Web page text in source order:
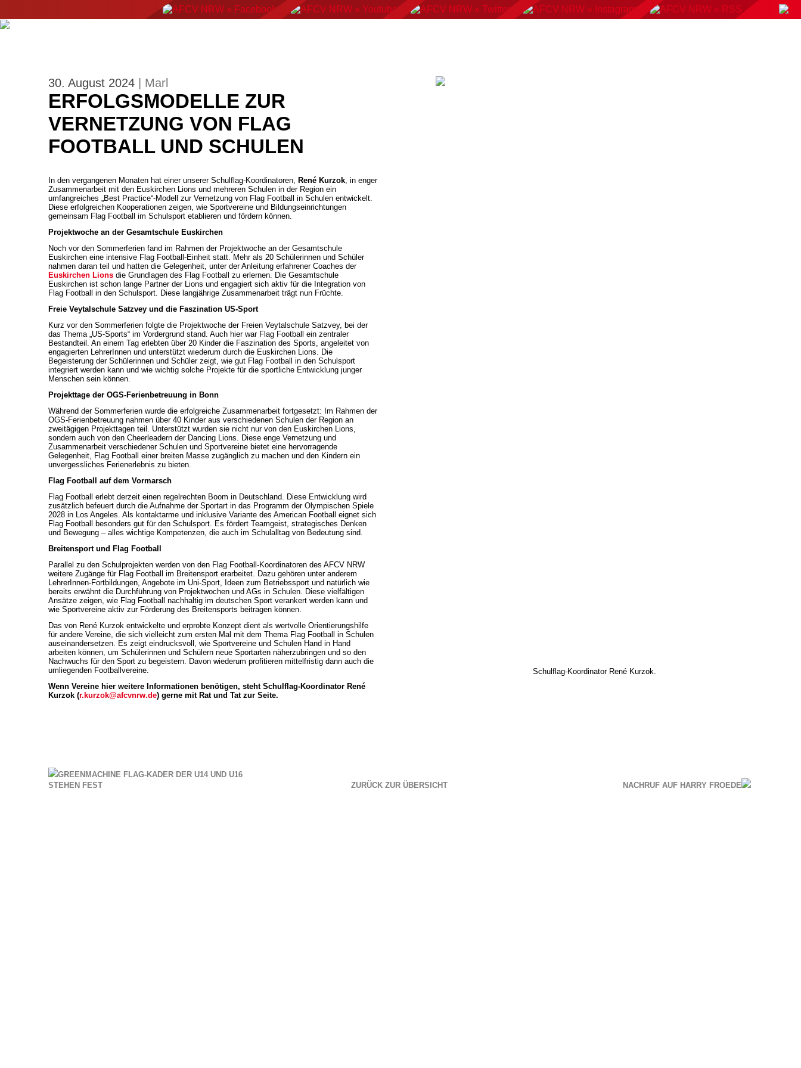
30. August 2024 | Marl
ERFOLGSMODELLE ZUR
VERNETZUNG VON FLAG
FOOTBALL UND SCHULEN
In den vergangenen Monaten hat einer unserer Schulflag-Koordinatoren, René Kurzok, in enger
Zusammenarbeit mit den Euskirchen Lions und mehreren Schulen in der Region ein
umfangreiches „Best Practice“-Modell zur Vernetzung von Flag Football in Schulen entwickelt.
Diese erfolgreichen Kooperationen zeigen, wie Sportvereine und Bildungseinrichtungen
gemeinsam Flag Football im Schulsport etablieren und fördern können.
Projektwoche an der Gesamtschule Euskirchen
Noch vor den Sommerferien fand im Rahmen der Projektwoche an der Gesamtschule
Euskirchen eine intensive Flag Football-Einheit statt. Mehr als 20 Schülerinnen und Schüler
nahmen daran teil und hatten die Gelegenheit, unter der Anleitung erfahrener Coaches der
Euskirchen Lionsdie Grundlagen des Flag Football zu erlernen. Die Gesamtschule
Euskirchen ist schon lange Partner der Lions und engagiert sich aktiv für die Integration von
Flag Football in den Schulsport. Diese langjährige Zusammenarbeit trägt nun Früchte.
Freie Veytalschule Satzvey und die Faszination US-Sport
Kurz vor den Sommerferien folgte die Projektwoche der Freien Veytalschule Satzvey, bei der
das Thema „US-Sports“ im Vordergrund stand. Auch hier war Flag Football ein zentraler
Bestandteil. An einem Tag erlebten über 20 Kinder die Faszination des Sports, angeleitet von
engagierten LehrerInnen und unterstützt wiederum durch die Euskirchen Lions. Die
Begeisterung der Schülerinnen und Schüler zeigt, wie gut Flag Football in den Schulsport
integriert werden kann und wie wichtig solche Projekte für die sportliche Entwicklung junger
Menschen sein können.
Projekttage der OGS-Ferienbetreuung in Bonn
Während der Sommerferien wurde die erfolgreiche Zusammenarbeit fortgesetzt: Im Rahmen der
OGS-Ferienbetreuung nahmen über 40 Kinder aus verschiedenen Schulen der Region an
zweitägigen Projekttagen teil. Unterstützt wurden sie nicht nur von den Euskirchen Lions,
sondern auch von den Cheerleadern der Dancing Lions. Diese enge Vernetzung und
Zusammenarbeit verschiedener Schulen und Sportvereine bietet eine hervorragende
Gelegenheit, Flag Football einer breiten Masse zugänglich zu machen und den Kindern ein
unvergessliches Ferienerlebnis zu bieten.
Flag Football auf dem Vormarsch
Flag Football erlebt derzeit einen regelrechten Boom in Deutschland. Diese Entwicklung wird
zusätzlich befeuert durch die Aufnahme der Sportart in das Programm der Olympischen Spiele
2028 in Los Angeles. Als kontaktarme und inklusive Variante des American Football eignet sich
Flag Football besonders gut für den Schulsport. Es fördert Teamgeist, strategisches Denken
und Bewegung – alles wichtige Kompetenzen, die auch im Schulalltag von Bedeutung sind.
Breitensport und Flag Football
Parallel zu den Schulprojekten werden von den Flag Football-Koordinatoren des AFCV NRW
weitere Zugänge für Flag Football im Breitensport erarbeitet. Dazu gehören unter anderem
LehrerInnen-Fortbildungen, Angebote im Uni-Sport, Ideen zum Betriebssport und natürlich wie
bereits erwähnt die Durchführung von Projektwochen und AGs in Schulen. Diese vielfältigen
Ansätze zeigen, wie Flag Football nachhaltig im deutschen Sport verankert werden kann und
wie Sportvereine aktiv zur Förderung des Breitensports beitragen können.
Das von René Kurzok entwickelte und erprobte Konzept dient als wertvolle Orientierungshilfe
für andere Vereine, die sich vielleicht zum ersten Mal mit dem Thema Flag Football in Schulen
auseinandersetzen. Es zeigt eindrucksvoll, wie Sportvereine und Schulen Hand in Hand
arbeiten können, um Schülerinnen und Schülern neue Sportarten näherzubringen und so den
Nachwuchs für den Sport zu begeistern. Davon wiederum profitieren mittelfristig dann auch die
umliegenden Footballvereine.
Wenn Vereine hier weitere Informationen benötigen, steht Schulflag-Koordinator René
Kurzok (r.kurzok@afcvnrw.de) gerne mit Rat und Tat zur Seite.
Schulflag-Koordinator René Kurzok.
GREENMACHINE FLAG-KADER DER U14 UND U16
STEHEN FEST
ZURÜCK ZUR ÜBERSICHT NACHRUF AUF HARRY FROEDE